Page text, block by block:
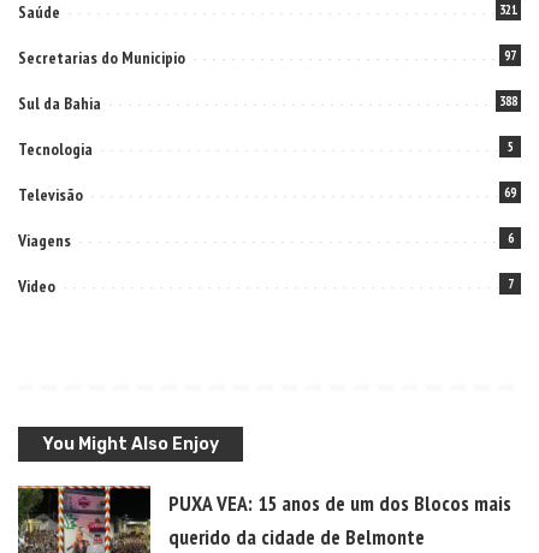
Saúde 321
Secretarias do Municipio 97
Sul da Bahia 388
Tecnologia 5
Televisão 69
Viagens 6
Video 7
You Might Also Enjoy
PUXA VEA: 15 anos de um dos Blocos mais
querido da cidade de Belmonte